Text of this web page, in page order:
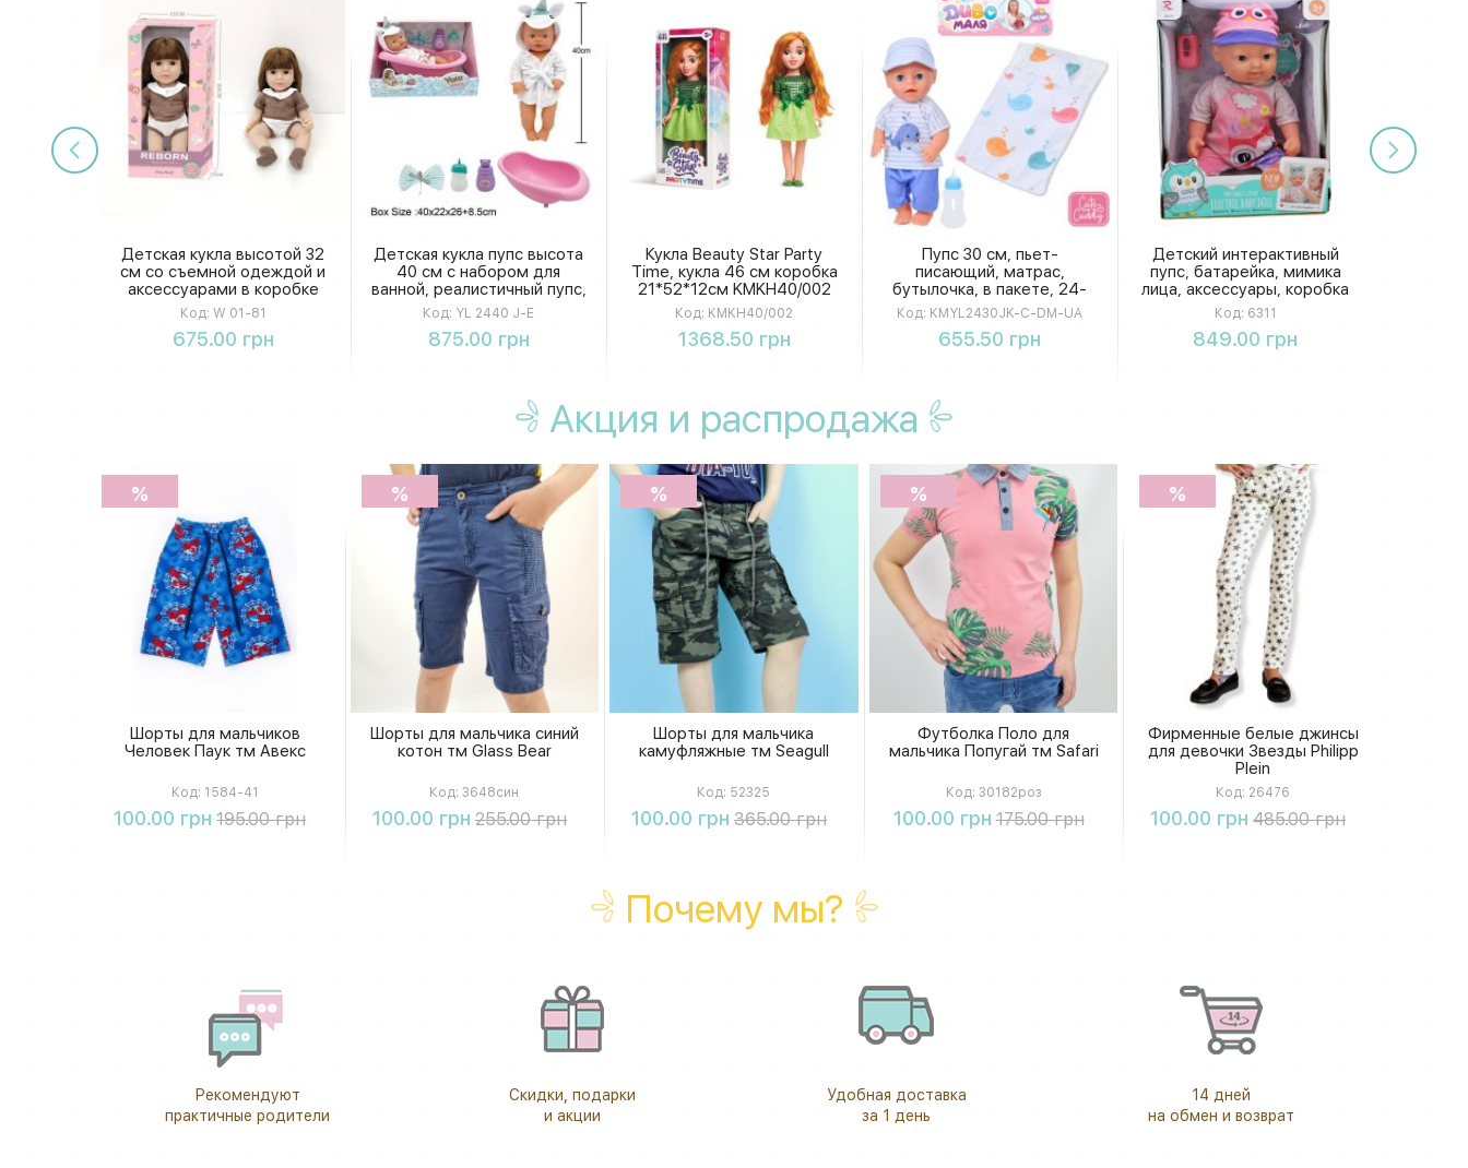
Детская кукла высотой 32
см со съемной одеждой и
аксессуарами в коробке
Код: W 01-81
675.00 грн
Купить
Детская кукла пупс высота
40 см с набором для
ванной, реалистичный пупс,
ходящий на горшок и
пьющий воду, игровой
набор, в картонной
Код: YL 2440 J-E
875.00 грн
Кукла Beauty Star Party
Time, кукла 46 см коробка
21*52*12см KMKH40/002
Код: KMKH40/002
1368.50 грн
Пупс 30 см, пьет-
писающий, матрас,
бутылочка, в пакете, 24-
42-8см KMYL2430JK-C-
DM-UA
Код: KMYL2430JK-C-DM-UA
655.50 грн
Детский интерактивный
пупс, батарейка, мимика
лица, аксессуары, коробка
37,5 см
Код: 6311
849.00 грн
Купить
Акция и распродажа
%
Шорты для мальчиков
Человек Паук тм Авекс
Код: 1584-41
100.00 грн 195.00 грн
Купить
%
Шорты для мальчика синий
котон тм Glass Bear
Код: 3648син
100.00 грн 255.00 грн
Купить
%
Шорты для мальчика
камуфляжные тм Seagull
Код: 52325
100.00 грн 365.00 грн
Купить
%
Футболка Поло для
мальчика Попугай тм Safari
Код: 30182роз
100.00 грн 175.00 грн
Купить
%
Фирменные белые джинсы
для девочки Звезды Philipp
Plein
Код: 26476
100.00 грн 485.00 грн
Купить
Почему мы?
Рекомендуют
практичные родители
Скидки, подарки
и акции
Удобная доставка
за 1 день
14 дней
на обмен и возврат